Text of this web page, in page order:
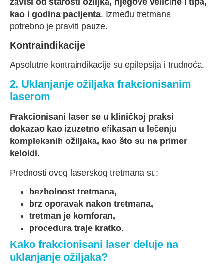
kao i godina pacijenta. Između tretmana
potrebno je praviti pauze.
Kontraindikacije
Apsolutne kontraindikacije su epilepsija i trudnoća.
2. Uklanjanje ožiljaka frakcionisanim
laserom
Frakcionisani laser se u kliničkoj praksi
dokazao kao izuzetno efikasan u lečenju
kompleksnih ožiljaka, kao što su na primer
keloidi.
Prednosti ovog laserskog tretmana su:
bezbolnost tretmana,
brz oporavak nakon tretmana,
tretman je komforan,
procedura traje kratko.
Kako frakcionisani laser deluje na
uklanjanje ožiljaka?